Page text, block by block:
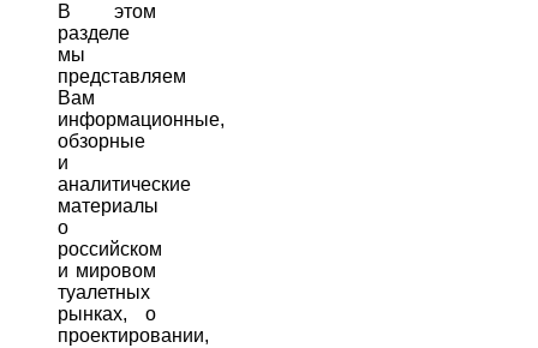
В этом
разделе
мы
представляем
Вам
информационные,
обзорные
и
аналитические
материалы
о
российском
и мировом
туалетных
рынках, о
проектировании,